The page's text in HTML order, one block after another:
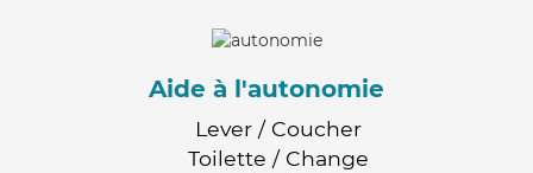
Aide à l'autonomie
Lever / Coucher
Toilette / Change